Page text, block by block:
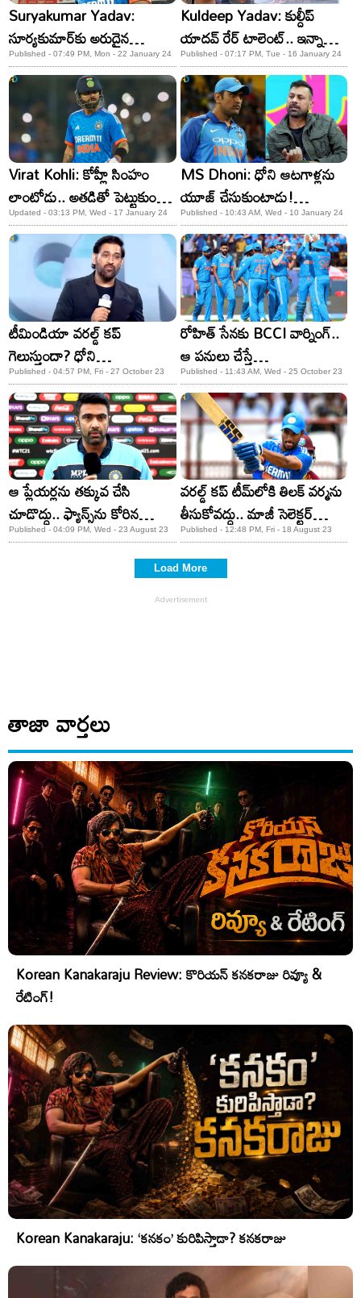
Suryakumar Yadav:
సూర్యకుమార్​కు అరుదైన
గౌరవం.. అందరు తోపులను
కాదని..!
Published - 07:49 PM, Mon - 22 January 24
Kuldeep Yadav: కుల్దీప్
యాదవ్ రేర్ టాలెంట్.. ఇన్నాళ్లూ
ఎక్కడ దాచావ్ బాస్!
Published - 07:17 PM, Tue - 16 January 24
Virat Kohli: కోహ్లీ సింహం
లాంటోడు.. అతడితో పెట్టుకుంటే
ఇక అంతే: భారత మాజీ క్రికెటర్
Updated - 03:13 PM, Wed - 17 January 24
MS Dhoni: ధోని ఆటగాళ్లను
యూజ్ చేసుకుంటాడు!
టీమిండియా క్రికెటర్ షాకింగ్
కామెంట్స్
Published - 10:43 AM, Wed - 10 January 24
టీమిండియా వరల్డ్ కప్
గెలుస్తుందా? ధోని
ఏమన్నాడంటే..!
Published - 04:57 PM, Fri - 27 October 23
రోహిత్ సేనకు BCCI వార్నింగ్..
ఆ పనులు చేస్తే
ఊరుకోబోమంటూ..!
Published - 11:43 AM, Wed - 25 October 23
ఆ ప్లేయర్లను తక్కువ చేసి
చూడొద్దు.. ఫ్యాన్స్​ను కోరిన
అశ్విన్!
Published - 04:09 PM, Wed - 23 August 23
వరల్డ్ కప్​ టీమ్​లోకి తిలక్​ వర్మను
తీసుకోవద్దు.. మాజీ సెలెక్టర్
వార్నింగ్!
Published - 12:48 PM, Fri - 18 August 23
Load More
తాజా వార్తలు
Korean Kanakaraju Review: కొరియన్ కనకరాజు రివ్యూ &
రేటింగ్!
Korean Kanakaraju: ‘కనకం’ కురిపిస్తాడా? కనకరాజు